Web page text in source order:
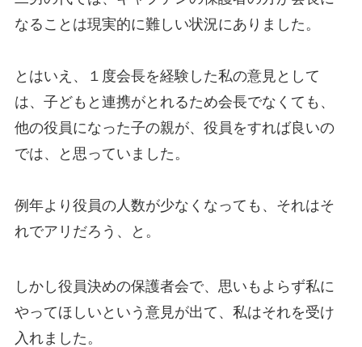
なることは現実的に難しい状況にありました。
とはいえ、１度会長を経験した私の意見として
は、子どもと連携がとれるため会長でなくても、
他の役員になった子の親が、役員をすれば良いの
では、と思っていました。
例年より役員の人数が少なくなっても、それはそ
れでアリだろう、と。
しかし役員決めの保護者会で、思いもよらず私に
やってほしいという意見が出て、私はそれを受け
入れました。